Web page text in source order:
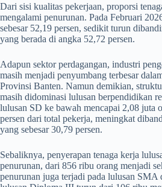
Dari sisi kualitas pekerjaan, proporsi
mengalami penurunan. Pada Februari
sebesar 52,19 persen, sedikit turun
yang berada di angka 52,72 persen.
Adapun sektor perdagangan, industri
masih menjadi penyumbang terbesar
Provinsi Banten. Namun demikian,
masih didominasi lulusan berpendidikan
lulusan SD ke bawah mencapai 2,08 juta
persen dari total pekerja, meningkat
yang sebesar 30,79 persen.
Sebaliknya, penyerapan tenaga kerja
penurunan, dari 856 ribu orang menjadi
penurunan juga terjadi pada lulusan SMA